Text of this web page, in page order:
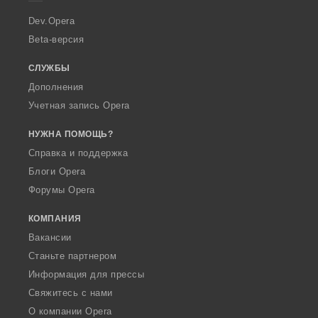
a
Dev.Opera
Beta-версия
СЛУЖБЫ
Дополнения
Учетная запись Opera
НУЖНА ПОМОЩЬ?
Справка и поддержка
Блоги Opera
Форумы Opera
КОМПАНИЯ
Вакансии
Станьте партнером
Информация для прессы
Свяжитесь с нами
О компании Opera